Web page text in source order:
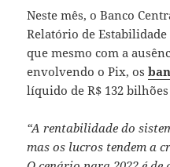
Neste mês, o Banco
Relatório de
que mesmo com a
envolvendo o Pix, os
líquido de R$ 132
“A rentabilidade do
mas os lucros tendem a